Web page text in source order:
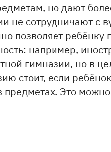
но дают
не сотрудничают с
позволяет ребёнку
например,
гимназии, но в
стоит, если
Это можно